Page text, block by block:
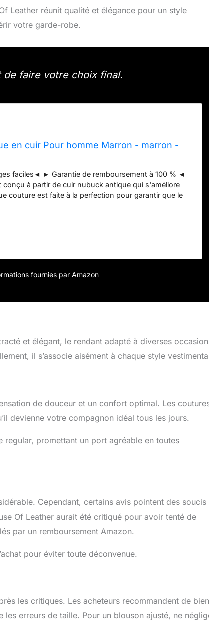
Leather réunit qualité et élégance pour un style
votre garde-robe.
de faire votre choix final.
en cuir Pour homme Marron - marron -
faciles◄ ► Garantie de remboursement à 100 % ◄
conçu à partir de cuir nubuck antique qui s'améliore
couture est faite à la perfection pour garantir que le
fabriquer la veste Fermeture à glissière YKK sur le
- Boutons à pression sur les poignets - Entièrement
% Cuir véritable
fournies par Amazon
et élégant, le rendant adapté à diverses
il s’associe aisément à chaque style
de douceur et un confort optimal. Les
devienne votre compagnon idéal tous les jours.
regular, promettant un port agréable en toutes
Cependant, certains avis pointent des soucis
Of Leather aurait été critiqué pour avoir tenté de
par un remboursement Amazon.
pour éviter toute déconvenue.
les critiques. Les acheteurs recommandent de bien
erreurs de taille. Pour un blouson ajusté, ne